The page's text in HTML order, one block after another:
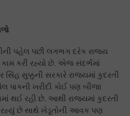
પહેલ પછી લગભગ દરેક રાજ્ય
કામ કરી રહ્યો છે. એજ સંદર્ભમાં
સિંહ સુક્કુની સરકારે રાજ્યમાં કુદરતી
પાકની ખરીદી કોઈ પણ બીજા
થઈ રહી છે. આથી રાજ્યમાં કુદરતી
રહ્યું છે સાથે ખેડૂતોની આવક પણ